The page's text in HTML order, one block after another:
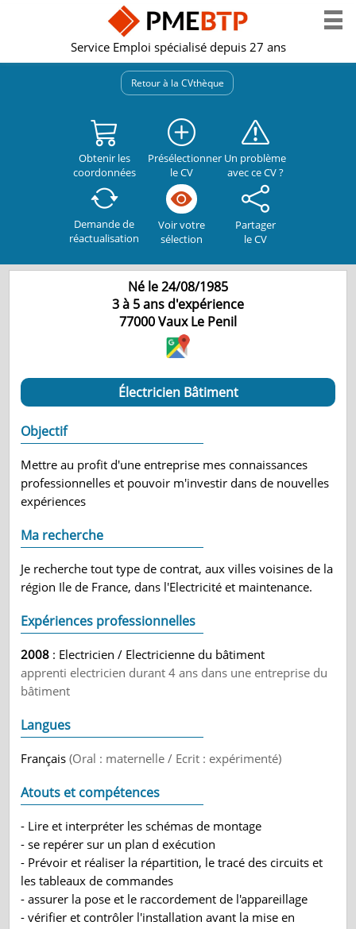
Service Emploi spécialisé depuis 27 ans
Retour à la CVthèque
Obtenir les
coordonnées
Présélectionner
le CV
Un problème
avec ce CV ?
Demande de
réactualisation
Voir votre
sélection
Partager
le CV
Né le 24/08/1985
3 à 5 ans d'expérience
77000Vaux Le Penil
Électricien Bâtiment
Objectif
Mettre au profit d'une entreprise mes connaissances
professionnelles et pouvoir m'investir dans de nouvelles
expériences
Ma recherche
Je recherche tout type de contrat, aux villes voisines de la
région Ile de France, dans l'Electricité et maintenance.
Expériences professionnelles
2008 : Electricien / Electricienne du bâtiment
apprenti electricien durant 4 ans dans une entreprise du
bâtiment
Langues
Français(Oral : maternelle / Ecrit : expérimenté)
Atouts et compétences
- Lire et interpréter les schémas de montage
- se repérer sur un plan d exécution
- Prévoir et réaliser la répartition, le tracé des circuits et
les tableaux de commandes
- assurer la pose et le raccordement de l'appareillage
- vérifier et contrôler l'installation avant la mise en